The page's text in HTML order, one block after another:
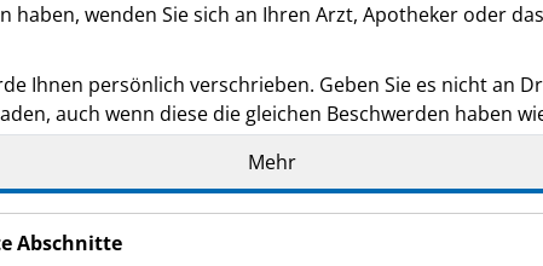
haben, wenden Sie sich an Ihren Arzt, Apotheker oder
Ihnen persönlich verschrieben. Geben Sie es nicht an
auch wenn diese die gleichen Beschwerden haben
bemerken, wenden Sie sich an Ihren Arzt, Apotheker
für Nebenwirkungen, die nicht in dieser
Mehr
Abschnitte